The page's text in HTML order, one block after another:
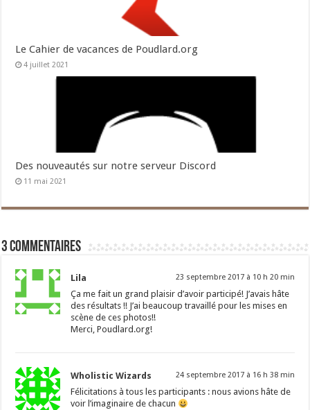
Le Cahier de vacances de Poudlard.org
4 juillet 2021
Des nouveautés sur notre serveur Discord
11 mai 2021
3 commentaires
Lila 23 septembre 2017 à 10 h 20 min
Ça me fait un grand plaisir d’avoir participé! J’avais hâte
des résultats !! J’ai beaucoup travaillé pour les mises en
scène de ces photos!!
Merci, Poudlard.org!
Wholistic Wizards 24 septembre 2017 à 16 h 38 min
Félicitations à tous les participants : nous avions hâte de
voir l’imaginaire de chacun